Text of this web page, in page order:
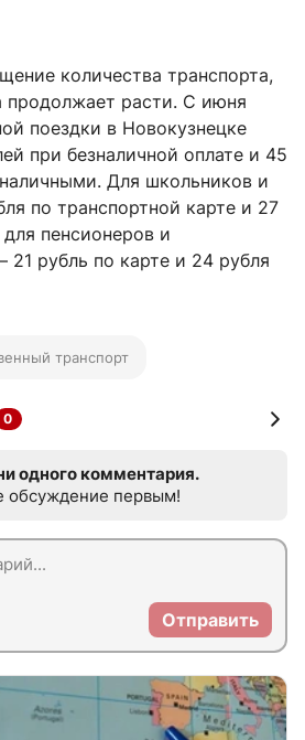
количества транспорта,
продолжает расти. С июня
поездки в Новокузнецке
при безналичной оплате и 45
Для школьников и
по транспортной карте и 27
пенсионеров и
21 рубль по карте и 24 рубля
транспорт
0
одного комментария.
обсуждение первым!
Отправить